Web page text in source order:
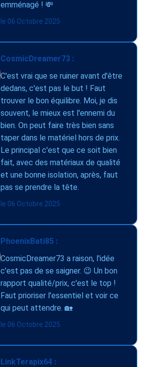
emménagé ! 💸
le 06 Octobre 2025
CosmicDreamer73 :
C'est vrai que se ruiner avant d'être
dedans, c'est pas le but ! Faut
trouver le bon équilibre. Moi, je dis
souvent, le mieux est l'ennemi du
bien. On peut faire très bien sans
taper dans le matériel hors de prix.
Le principal c'est que ce soit bien
fait, avec des matériaux de qualité
et une bonne isolation, après, faut
pas se prendre la tête.
le 06 Octobre 2025
PhoenixBati85 :
CosmicDreamer73 a raison, l'idée
c'est pas de se saigner. 😉 Un bon
rapport qualité/prix, c'est le top !
Faut prioriser l'essentiel et voir ce
qui peut attendre. 🏡
le 06 Octobre 2025
LinkTerapix64 :